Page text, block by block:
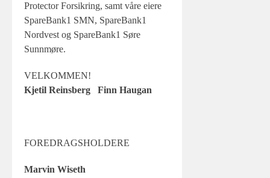
Protector Forsikring, samt våre eiere
SpareBank1 SMN, SpareBank1
Nordvest og SpareBank1 Søre
Sunnmøre.
VELKOMMEN!
Kjetil Reinsberg Finn Haugan
FOREDRAGSHOLDERE
Marvin Wiseth